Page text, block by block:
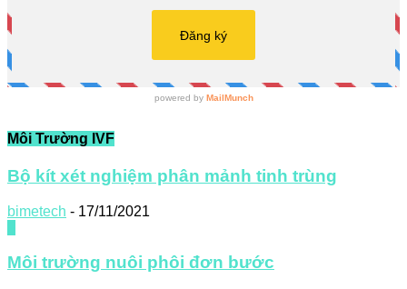
Môi Trường IVF
Bộ kít xét nghiệm phân mảnh tinh trùng
bimetech - 17/11/2021
Môi trường nuôi phôi đơn bước